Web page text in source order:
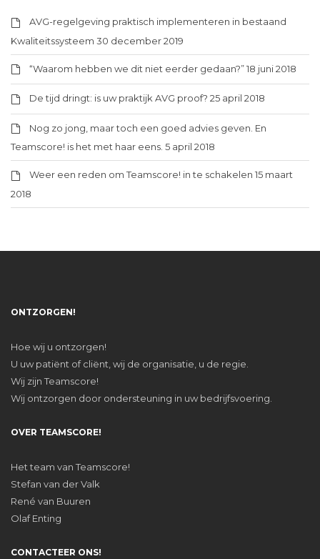
AVG-regelgeving praktisch implementeren in bestaand
Kwaliteitssysteem 30 december 2019
“Waarom hebben we dit niet eerder gedaan?”18 juni 2018
De tijd dringt: is uw praktijk AVG proof? 25 april 2018
Nog zo jong, maar toch een goed advies geven. En
Teamscore! is het met haar eens. 5 april 2018
Weer een reden om Teamscore! in te schakelen 15 maart
2018
ONTZORGEN!
Hoe wij u ontzorgen!
U uw patiënt of cliënt, wij de organisatie, u de regie.
Wij zijn Teamscore!
Wij ontzorgen door ondersteuning in uw bedrijfsvoering.
OVER TEAMSCORE!
Het team van Teamscore!
Stefan van der Valk
René van Buuren
Olaf Enting
CONTACTEER ONS!